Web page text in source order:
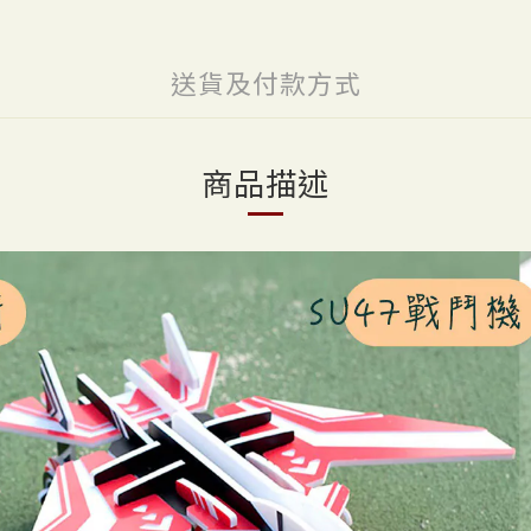
送貨及付款方式
商品描述